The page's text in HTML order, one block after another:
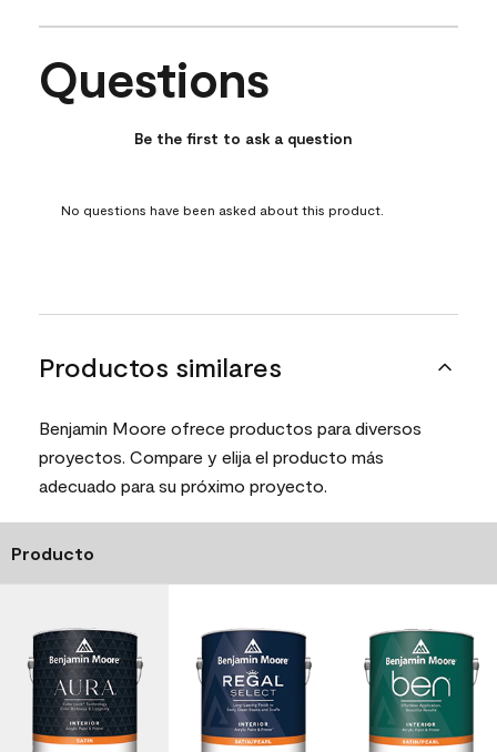
No questions have been asked about this product.
Questions
Be the first to ask a question
No questions have been asked about this product.
Productos similares
Benjamin Moore ofrece productos para diversos
proyectos. Compare y elija el producto más
adecuado para su próximo proyecto.
Producto